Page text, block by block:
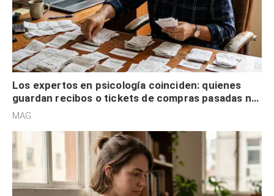
Los expertos en psicología coinciden: quienes
guardan recibos o tickets de compras pasadas no
son acumuladores, sino que tienen necesidad de
MAG.